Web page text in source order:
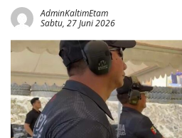
AdminKaltimEtam
Sabtu, 27 Juni 2026